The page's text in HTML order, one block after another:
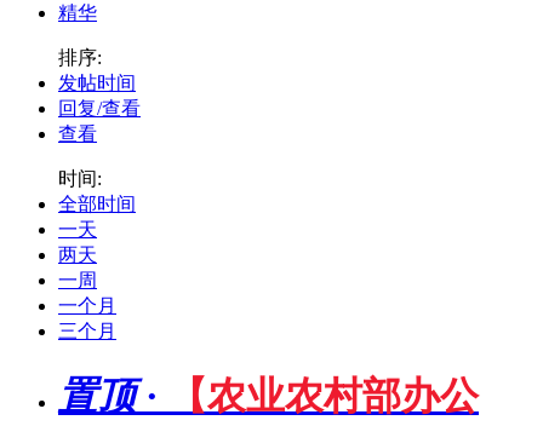
精华
排序:
发帖时间
回复/查看
查看
时间:
全部时间
一天
两天
一周
一个月
三个月
置顶·
【农业农村部办公